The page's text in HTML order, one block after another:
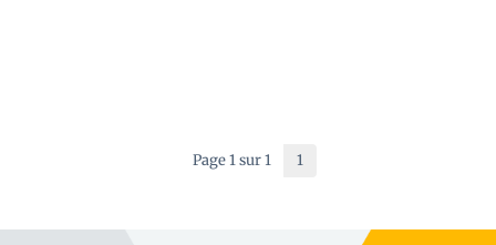
Page 1 sur 1 1